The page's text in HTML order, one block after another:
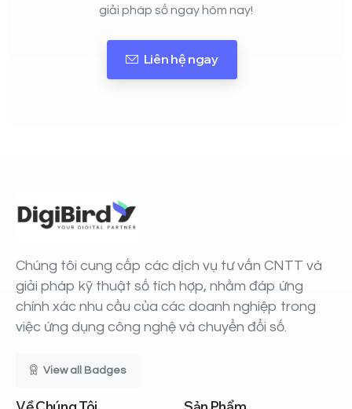
giải pháp số ngay hôm nay!
Liên hệ ngay
Chúng tôi cung cấp các dịch vụ tư vấn CNTT và
giải pháp kỹ thuật số tích hợp, nhằm đáp ứng
chính xác nhu cầu của các doanh nghiệp trong
việc ứng dụng công nghệ và chuyển đổi số.
View all Badges